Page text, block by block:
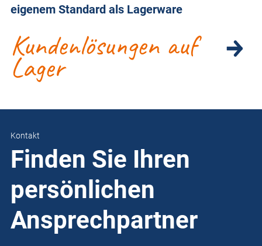
eigenem Standard als Lagerware
Kundenlösungen auf
Lager
Kontakt
Finden Sie Ihren
persönlichen
Ansprechpartner